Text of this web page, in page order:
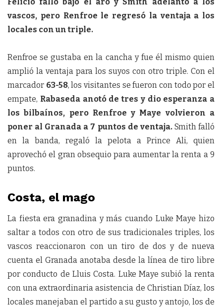
vascos, pero Renfroe le regresó la ventaja a los
locales con un triple.
Renfroe se gustaba en la cancha y fue él mismo quien
amplió la ventaja para los suyos con otro triple. Con el
marcador 63-58, los visitantes se fueron con todo por el
empate, Rabaseda anotó de tres y dio esperanza a
los bilbaínos, pero Renfroe y Maye volvieron a
poner al Granada a 7 puntos de ventaja.Smith falló
en la banda, regaló la pelota a Prince Ali, quien
aprovechó el gran obsequio para aumentar la renta a 9
puntos.
Costa, el mago
La fiesta era granadina y más cuando Luke Maye hizo
saltar a todos con otro de sus tradicionales triples, los
vascos reaccionaron con un tiro de dos y de nueva
cuenta el Granada anotaba desde la línea de tiro libre
por conducto de Lluis Costa. Luke Maye subió la renta
con una extraordinaria asistencia de Christian Díaz, los
locales manejaban el partido a su gusto y antojo, los de